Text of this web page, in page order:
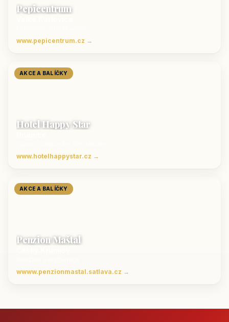
Pepicentrum
www.pepicentrum.cz →
AKCE A BALÍČKY
Hotel Happy Star
www.hotelhappystar.cz →
AKCE A BALÍČKY
Penzion Maštal
wwww.penzionmastal.satlava.cz →